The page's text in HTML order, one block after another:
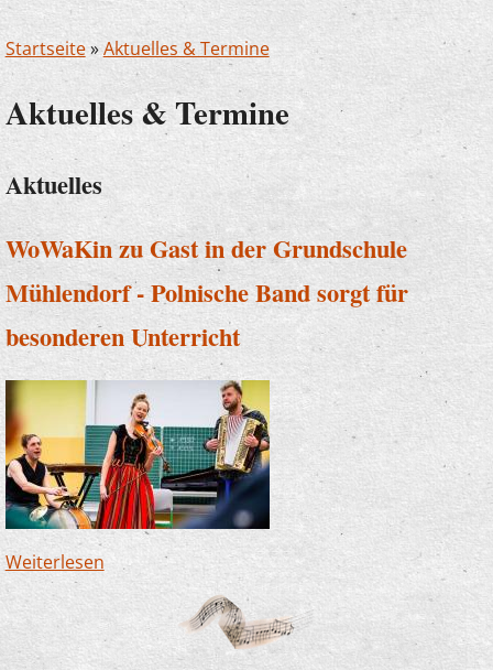
Startseite»Aktuelles & Termine
Aktuelles & Termine
Aktuelles
WoWaKin zu Gast in der Grundschule
Mühlendorf - Polnische Band sorgt für
besonderen Unterricht
Weiterlesen über WoWaKin zu Gast in der Grundschule
Mühlendorf - Polnische Band sorgt für
besonderen Unterricht